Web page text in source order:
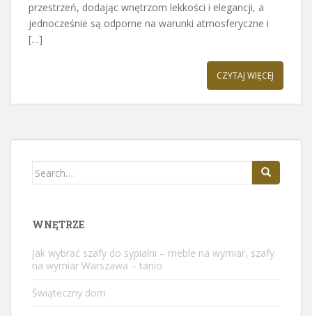
przestrzeń, dodając wnętrzom lekkości i elegancji, a
jednocześnie są odporne na warunki atmosferyczne i
[…]
CZYTAJ WIĘCEJ
Search
WNĘTRZE
Jak wybrać szafy do sypialni – meble na wymiar, szafy
na wymiar Warszawa – tanio
Świąteczny dom